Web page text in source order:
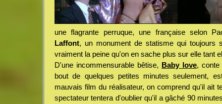
une flagrante perruque, une française selon
Laffont, un monument de statisme qui toujours
vraiment la peine qu'on en sache plus sur elle tant
D'une incommensurable bêtise, Baby love, conte
bout de quelques petites minutes seulement,
mauvais film du réalisateur, on comprend qu'il ait
spectateur tentera d'oublier qu'il a gâché 90